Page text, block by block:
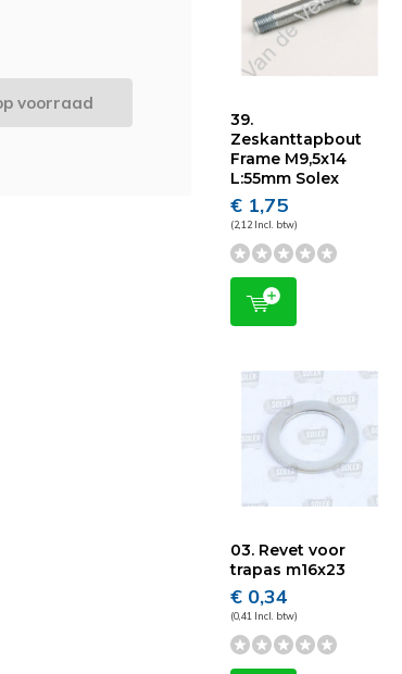
voorraad
39.
Zeskanttapbout
Frame M9,5x14
L:55mm Solex
€ 1,75
(2,12 Incl. btw)
03. Revet voor
trapas m16x23
€ 0,34
(0,41 Incl. btw)